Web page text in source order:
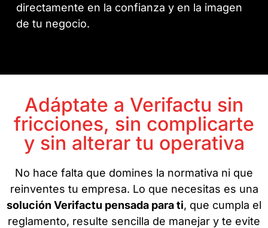
directamente en la confianza y en la imagen
de tu negocio.
Adáptate a Verifactu sin
fricciones, sin complicarte
y sin alterar tu operativa
No hace falta que domines la normativa ni que
reinventes tu empresa. Lo que necesitas es una
solución Verifactu pensada para ti, que cumpla el
reglamento, resulte sencilla de manejar y te evite